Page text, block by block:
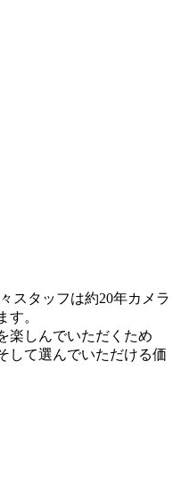
スタッフは約20年カメラ
す。
楽しんでいただくため
して選んでいただける価